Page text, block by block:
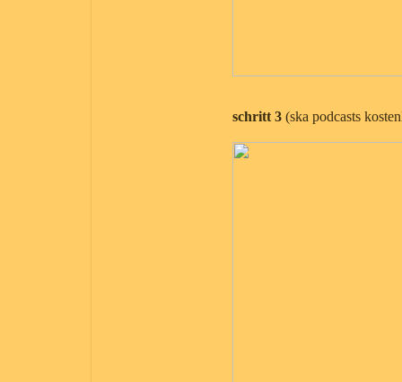
schritt 3(ska podcasts